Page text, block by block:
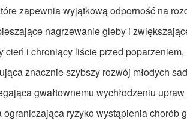
zapewnia wyjątkową odporność na
nagrzewanie gleby i
cień i chroniący liście przed poparzeniem,
znacznie szybszy rozwój młodych
gwałtownemu wychłodzeniu upraw
ograniczająca ryzyko wystąpienia chorób